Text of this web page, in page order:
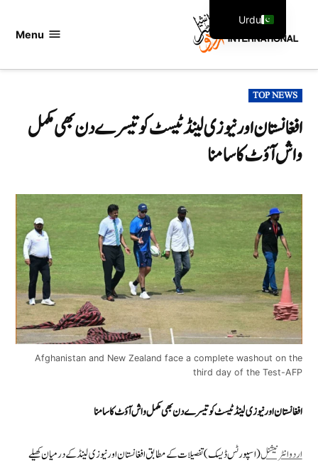
Menu
POSTED
IN
TOP NEWS
افغانستان اور نیوزی لینڈ ٹیسٹ کو تیسرے دن بھی مکمل
واش آؤٹ کا سامنا
Afghanistan and New Zealand face a complete washout on the
third day of the Test-AFP
افغانستان اور نیوزی لینڈ ٹیسٹ کو تیسرے دن بھی مکمل واش آؤٹ کا سامنا
اردوانٹرنیشنل(اسپورٹس ڈیسک) تفصیلات کے مطابق افغانستان اور نیوزی لینڈ کے درمیان کھیلے
Urdu
English